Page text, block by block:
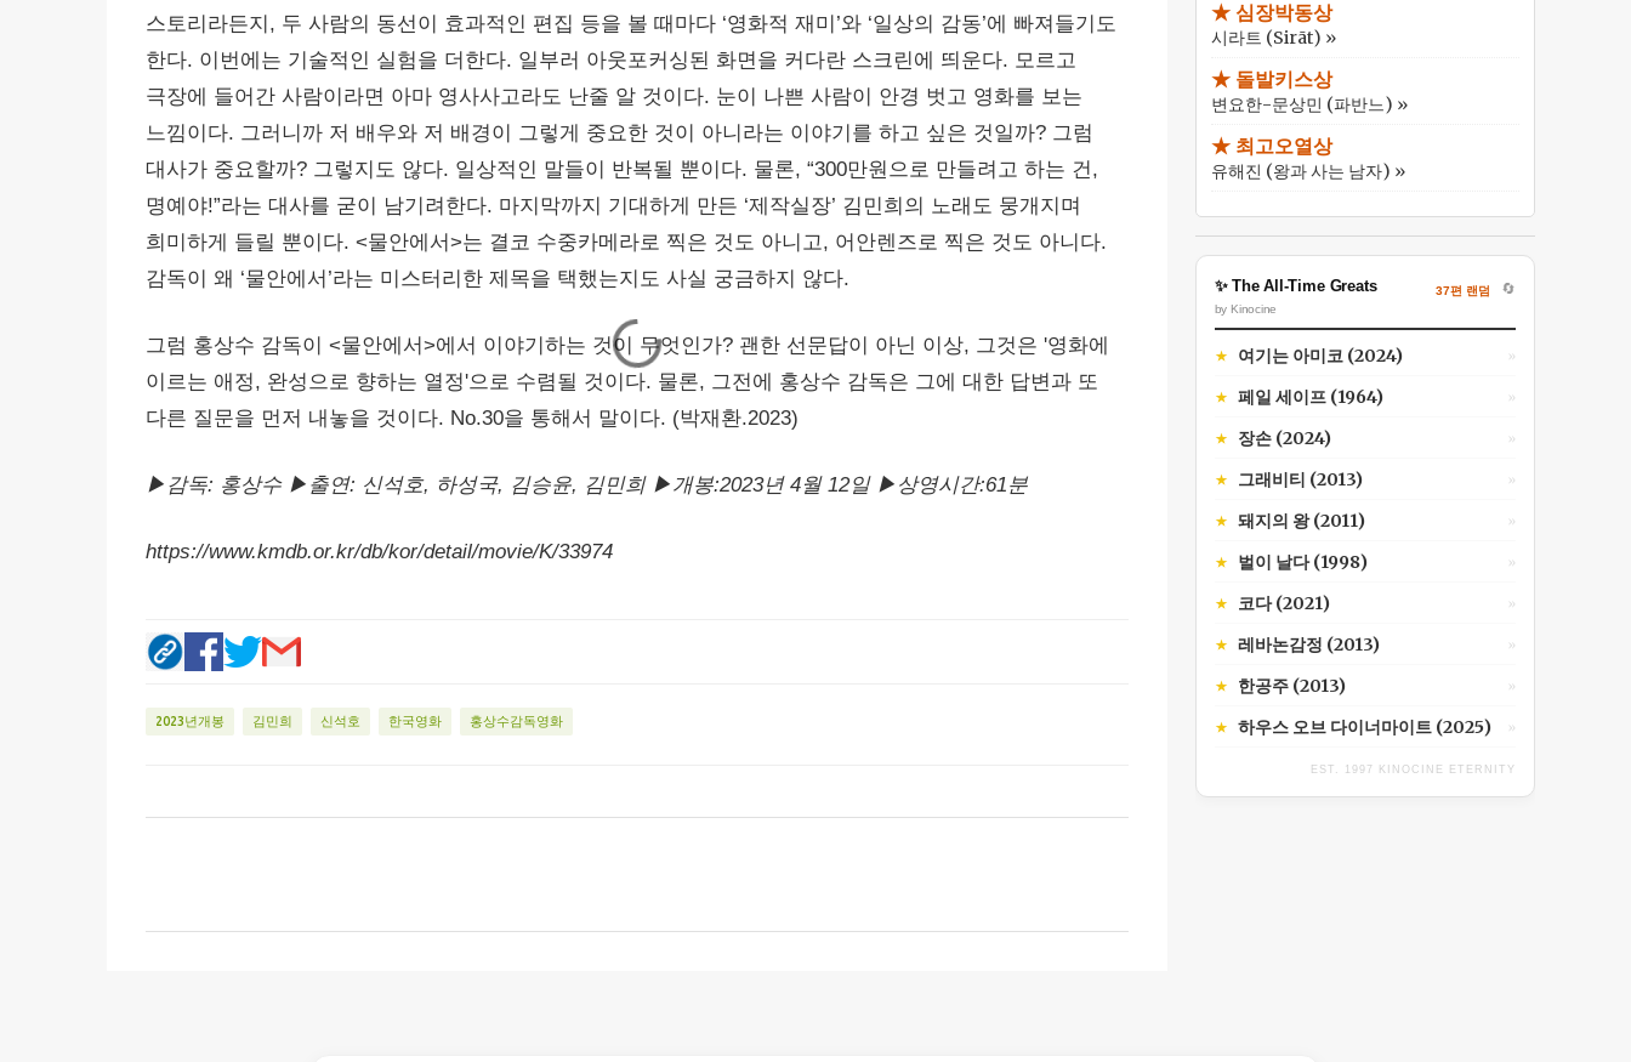
스토리라든지, 두 사람의 동선이 효과적인 편집 등을 볼 때마다 ‘영화적 재미’와 ‘일상의 감동’에 빠져들기도
한다. 이번에는 기술적인 실험을 더한다. 일부러 아웃포커싱된 화면을 커다란 스크린에 띄운다. 모르고
극장에 들어간 사람이라면 아마 영사사고라도 난줄 알 것이다. 눈이 나쁜 사람이 안경 벗고 영화를 보는
느낌이다. 그러니까 저 배우와 저 배경이 그렇게 중요한 것이 아니라는 이야기를 하고 싶은 것일까? 그럼
대사가 중요할까? 그렇지도 않다. 일상적인 말들이 반복될 뿐이다. 물론, “300만원으로 만들려고 하는 건,
명예야!”라는 대사를 굳이 남기려한다. 마지막까지 기대하게 만든 ‘제작실장’ 김민희의 노래도 뭉개지며
희미하게 들릴 뿐이다. <물안에서>는 결코 수중카메라로 찍은 것도 아니고, 어안렌즈로 찍은 것도 아니다.
감독이 왜 ‘물안에서’라는 미스터리한 제목을 택했는지도 사실 궁금하지 않다.
그럼 홍상수 감독이 <물안에서>에서 이야기하는 것이 무엇인가? 괜한 선문답이 아닌 이상, 그것은 '영화에
이르는 애정, 완성으로 향하는 열정'으로 수렴될 것이다. 물론, 그전에 홍상수 감독은 그에 대한 답변과 또
다른 질문을 먼저 내놓을 것이다. No.30을 통해서 말이다. (박재환.2023)
▶감독: 홍상수 ▶출연: 신석호, 하성국, 김승윤, 김민희 ▶개봉:2023년 4월 12일 ▶상영시간:61분
https://www.kmdb.or.kr/db/kor/detail/movie/K/33974
2023년개봉 김민희 신석호 한국영화 홍상수감독영화
★ 심장박동상
시라트 (Sirāt) »
★ 돌발키스상
변요한-문상민 (파반느) »
★ 최고오열상
유해진 (왕과 사는 남자) »
✨ The All-Time Greats
by Kinocine
37편 랜덤 🔄
★ 여기는 아미코 (2024) »
★ 페일 세이프 (1964) »
★ 장손 (2024) »
★ 그래비티 (2013) »
★ 돼지의 왕 (2011) »
★ 벌이 날다 (1998) »
★ 코다 (2021) »
★ 레바논감정 (2013) »
★ 한공주 (2013) »
★ 하우스 오브 다이너마이트 (2025) »
EST. 1997 KINOCINE ETERNITY